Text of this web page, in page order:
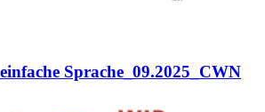
Sprache_09.2025_CWN